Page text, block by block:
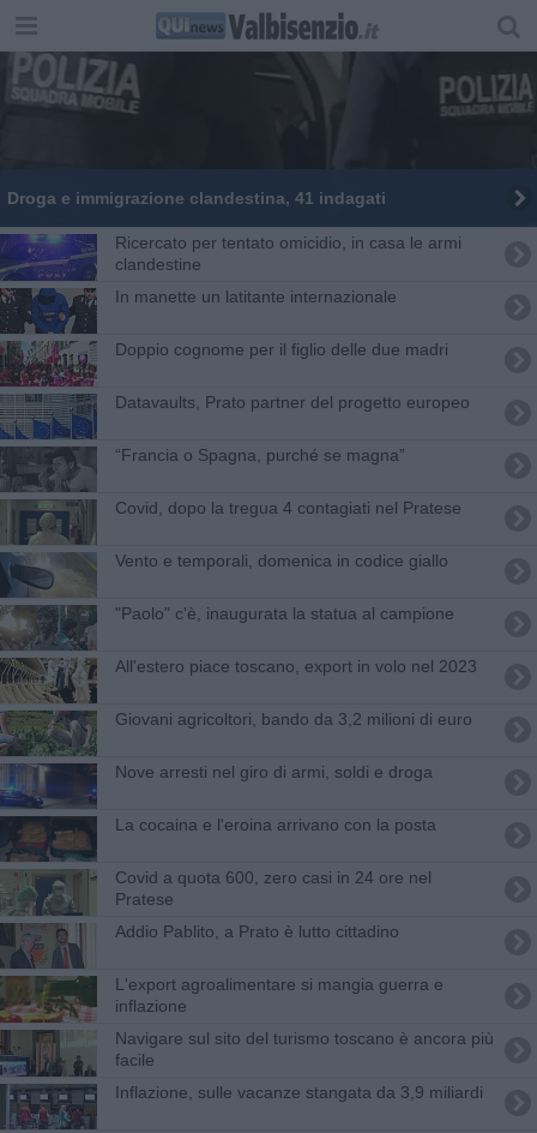
Droga e immigrazione clandestina, 41 indagati
Ricercato per tentato omicidio, in casa le armi
clandestine
In manette un latitante internazionale
Doppio cognome per il figlio delle due madri
Datavaults, Prato partner del progetto europeo
“Francia o Spagna, purché se magna”
Covid, dopo la tregua 4 contagiati nel Pratese
Vento e temporali, domenica in codice giallo
"Paolo" c'è, inaugurata la statua al campione
All'estero piace toscano, export in volo nel 2023
Giovani agricoltori, bando da 3,2 milioni di euro
Nove arresti nel giro di armi, soldi e droga
La cocaina e l'eroina arrivano con la posta
Covid a quota 600, zero casi in 24 ore nel
Pratese
Addio Pablito, a Prato è lutto cittadino
L'export agroalimentare si mangia guerra e
inflazione
Navigare sul sito del turismo toscano è ancora più
facile
Inflazione, sulle vacanze stangata da 3,9 miliardi